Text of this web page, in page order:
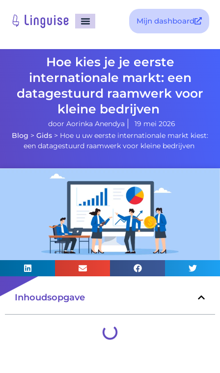
Mijn dashboard
Hoe kies je je eerste
internationale markt: een
datagestuurd raamwerk voor
kleine bedrijven
door Aorinka Anendya
19 mei 2026
Blog > Gids > Hoe u uw eerste internationale markt kiest:
een datagestuurd raamwerk voor kleine bedrijven
Inhoudsopgave